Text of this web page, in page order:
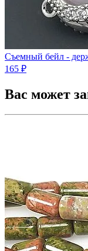
Съемный бейл -
165 ₽
Вас может